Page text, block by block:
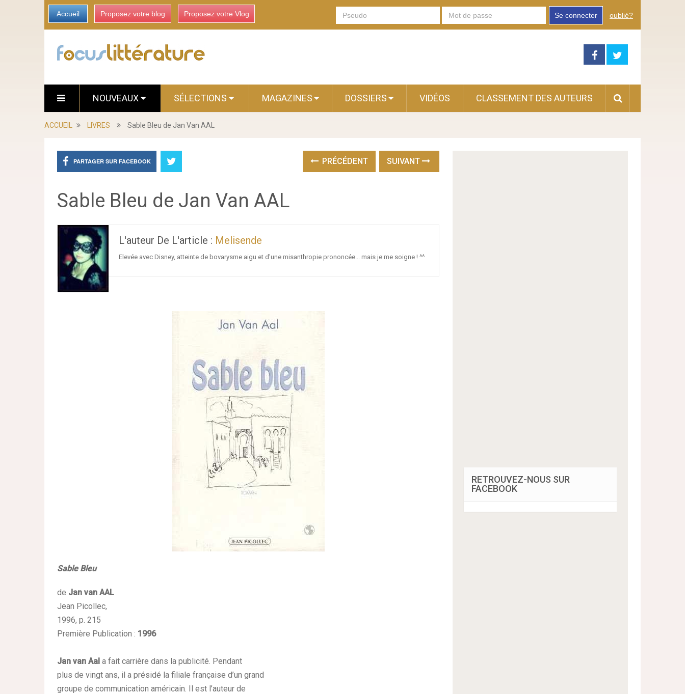
Accueil Proposez votre blog Proposez votre Vlog Se connecter oublié?
NOUVEAUX SÉLECTIONS MAGAZINES DOSSIERS VIDÉOS CLASSEMENT DES AUTEURS
ACCUEIL LIVRES Sable Bleu de Jan Van AAL
PARTAGER SUR FACEBOOK PRÉCÉDENT SUIVANT
Sable Bleu de Jan Van AAL
L'auteur De L'article : Melisende
Elevée avec Disney, atteinte de bovarysme aigu et d'une misanthropie prononcée... mais je me soigne ! ^^
Sable Bleu
de Jan van AAL
Jean Picollec,
1996, p. 215
Première Publication : 1996
Jan van Aal a fait carrière dans la publicité. Pendant
plus de vingt ans, il a présidé la filiale française d’un grand
groupe de communication américain. Il est l’auteur de
RETROUVEZ-NOUS SUR
FACEBOOK